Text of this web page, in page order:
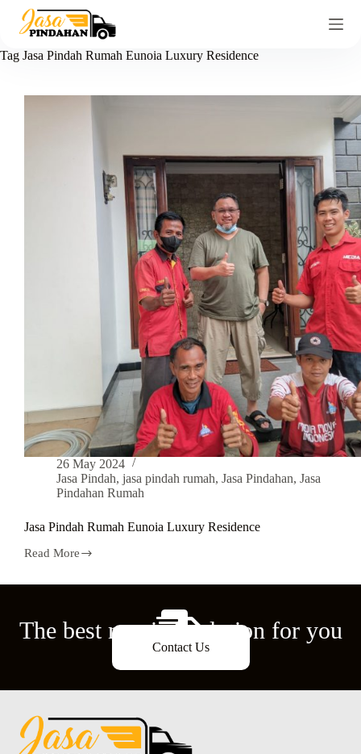
Tag Jasa Pindah Rumah Eunoia Luxury Residence
26 May 2024
Jasa Pindah, jasa pindah rumah, Jasa Pindahan, Jasa
Pindahan Rumah
Jasa Pindah Rumah Eunoia Luxury Residence
Read More
The best moving solution for you
Contact Us